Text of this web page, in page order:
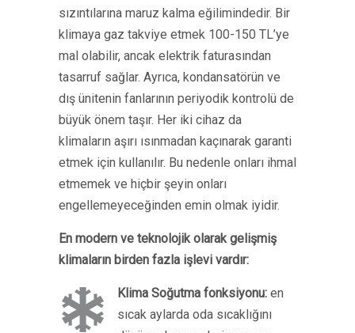
sızıntılarına maruz kalma eğilimindedir. Bir
klimaya gaz takviye etmek 100-150 TL’ye
mal olabilir, ancak elektrik faturasından
tasarruf sağlar. Ayrıca, kondansatörün ve
dış ünitenin fanlarının periyodik kontrolü de
büyük önem taşır. Her iki cihaz da
klimaların aşırı ısınmadan kaçınarak garanti
etmek için kullanılır. Bu nedenle onları ihmal
etmemek ve hiçbir şeyin onları
engellemeyeceğinden emin olmak iyidir.
En modern ve teknolojik olarak gelişmiş
klimaların birden fazla işlevi vardır:
Klima Soğutma fonksiyonu: en
sıcak aylarda oda sıcaklığını